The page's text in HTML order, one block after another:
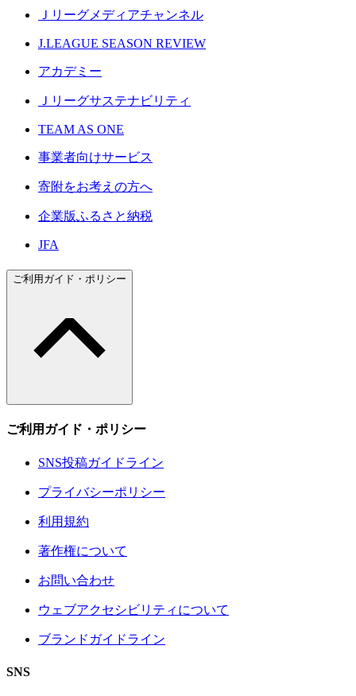
Ｊリーグメディアチャンネル
J.LEAGUE SEASON REVIEW
アカデミー
Ｊリーグサステナビリティ
TEAM AS ONE
事業者向けサービス
寄附をお考えの方へ
企業版ふるさと納税
JFA
ご利用ガイド・ポリシー
ご利用ガイド・ポリシー
SNS投稿ガイドライン
プライバシーポリシー
利用規約
著作権について
お問い合わせ
ウェブアクセシビリティについて
ブランドガイドライン
SNS